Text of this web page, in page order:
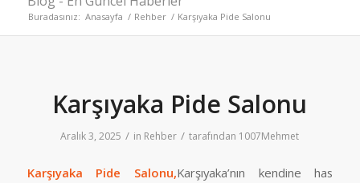
Buradasınız: Anasayfa / Rehber / Karşıyaka Pide Salonu
Karşıyaka Pide Salonu
Aralık 3, 2025 / in Rehber / tarafından 1007Mehmet
Karşıyaka Pide Salonu,Karşıyaka’nın kendine has